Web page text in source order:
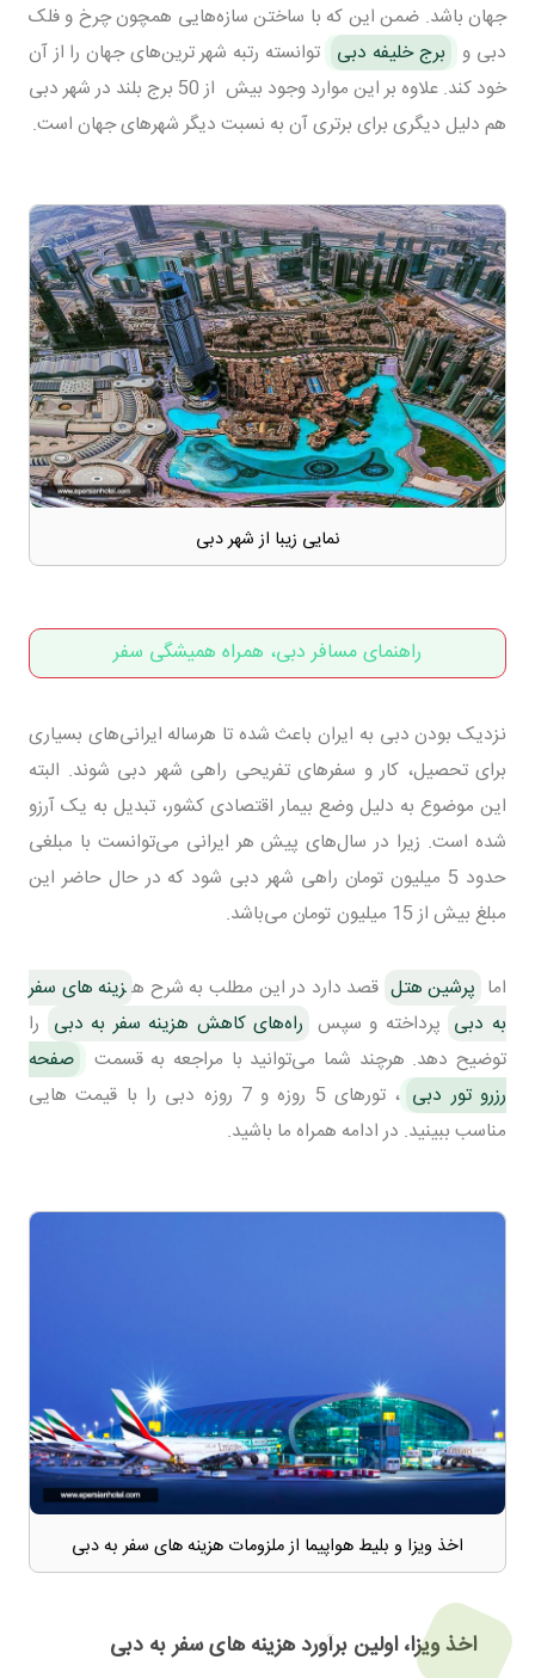
جهان باشد. ضمن این که با ساختن سازه‌هایی همچون چرخ و فلک
دبی و برج خلیفه دبی توانسته رتبه شهر ترین‌های جهان را از آن
خود کند. علاوه بر این موارد وجود بیش از 50 برج بلند در شهر دبی
هم دلیل دیگری برای برتری آن به نسبت دیگر شهرهای جهان است.
نمایی زیبا از شهر دبی
راهنمای مسافر دبی، همراه همیشگی سفر
نزدیک بودن دبی به ایران باعث شده تا هرساله ایرانی‌های بسیاری
برای تحصیل، کار و سفرهای تفریحی راهی شهر دبی شوند. البته
این موضوع به دلیل وضع بیمار اقتصادی کشور، تبدیل به یک آرزو
شده است. زیرا در سال‌های پیش هر ایرانی می‌توانست با مبلغی
حدود 5 میلیون تومان راهی شهر دبی شود که در حال حاضر این
مبلغ بیش از 15 میلیون تومان می‌باشد.
اما پرشین هتل قصد دارد در این مطلب به شرح هزینه‌ های سفر
به دبی پرداخته و سپس راه‌های کاهش هزینه سفر به دبی را
توضیح دهد. هرچند شما می‌توانید با مراجعه به قسمت
صفحه
رزرو تور دبی
، تورهای 5 روزه و 7 روزه دبی را با قیمت هایی
مناسب ببینید. در ادامه همراه ما باشید.
اخذ ویزا و بلیط هواپیما از ملزومات هزینه های سفر به دبی
اخذ ویزا، اولین برآورد هزینه های سفر به دبی